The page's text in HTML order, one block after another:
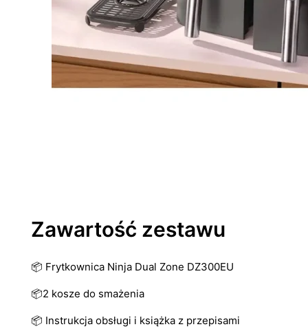
Zawartość zestawu
📦 Frytkownica Ninja Dual Zone DZ300EU
📦2 kosze do smażenia
📦 Instrukcja obsługi i książka z przepisami